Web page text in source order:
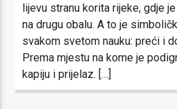
lijevu stranu korita rijeke, gdje
na drugu obalu. A to je
svakom svetom nauku: preći i
Prema mjestu na kome je
kapiju i prijelaz. […]